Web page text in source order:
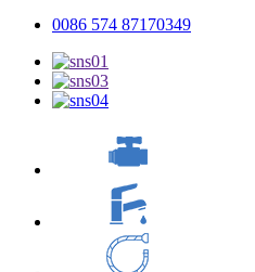
0086 574 87170349